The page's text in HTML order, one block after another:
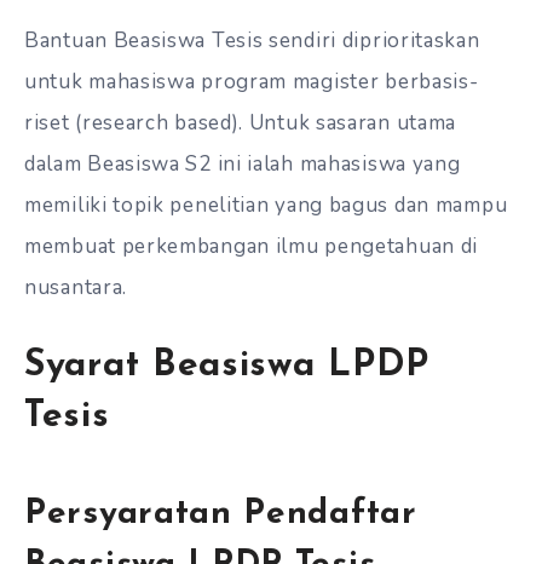
Bantuan Beasiswa Tesis sendiri diprioritaskan
untuk mahasiswa program magister berbasis-
riset (research based). Untuk sasaran utama
dalam Beasiswa S2 ini ialah mahasiswa yang
memiliki topik penelitian yang bagus dan mampu
membuat perkembangan ilmu pengetahuan di
nusantara.
Syarat Beasiswa LPDP
Tesis
Persyaratan Pendaftar